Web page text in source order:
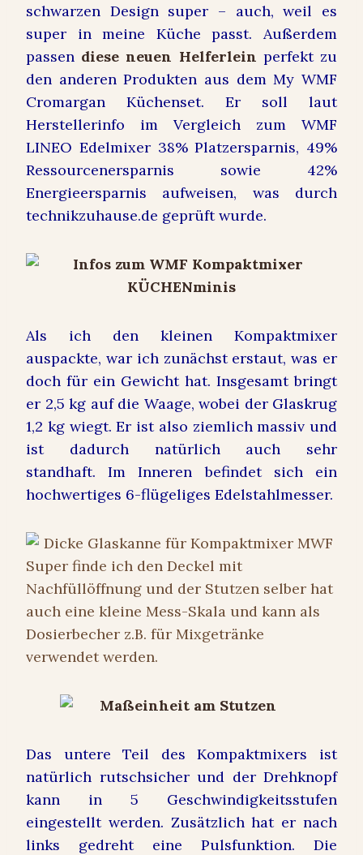
schwarzen Design super – auch, weil es
super in meine Küche passt. Außerdem
passen diese neuen Helferlein perfekt zu
den anderen Produkten aus dem My WMF
Cromargan Küchenset. Er soll laut
Herstellerinfo im Vergleich zum WMF
LINEO Edelmixer 38% Platzersparnis, 49%
Ressourcenersparnis sowie 42%
Energieersparnis aufweisen, was durch
technikzuhause.de geprüft wurde.
Als ich den kleinen Kompaktmixer
auspackte, war ich zunächst erstaut, was er
doch für ein Gewicht hat. Insgesamt bringt
er 2,5 kg auf die Waage, wobei der Glaskrug
1,2 kg wiegt. Er ist also ziemlich massiv und
ist dadurch natürlich auch sehr
standhaft. Im Inneren befindet sich ein
hochwertiges 6-flügeliges Edelstahlmesser.
Super finde ich den Deckel mit
Nachfüllöffnung und der Stutzen selber hat
auch eine kleine Mess-Skala und kann als
Dosierbecher z.B. für Mixgetränke
verwendet werden.
Das untere Teil des Kompaktmixers ist
natürlich rutschsicher und der Drehknopf
kann in 5 Geschwindigkeitsstufen
eingestellt werden. Zusätzlich hat er nach
links gedreht eine Pulsfunktion. Die